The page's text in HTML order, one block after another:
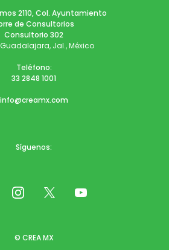
2110, Col. Ayuntamiento
de Consultorios
Consultorio 302
Jal., México
Teléfono:
33 2848 1001
info@creamx.com
Síguenos:
© CREA MX